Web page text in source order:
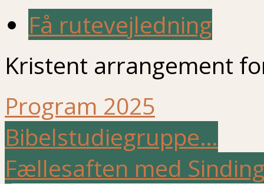
Få rutevejledning
Kristent arrangement
Program 2025
Bibelstudiegruppe…
Fællesaften med